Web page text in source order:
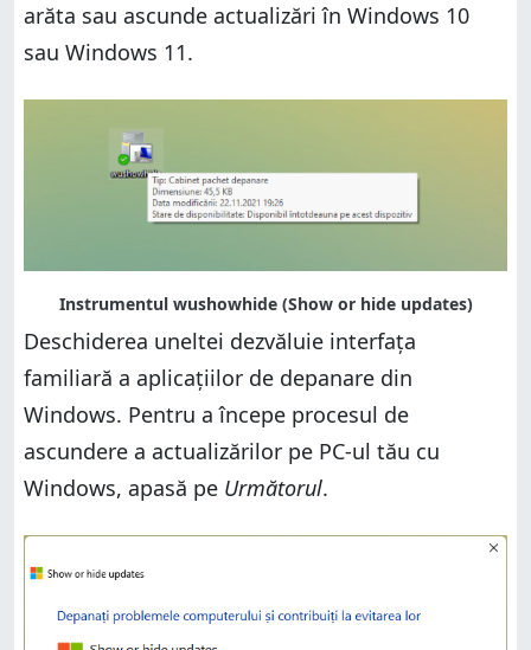
arăta sau ascunde actualizări în Windows 10
sau Windows 11.
Deschiderea uneltei dezvăluie interfața
familiară a aplicațiilor de depanare din
Windows. Pentru a începe procesul de
ascundere a actualizărilor pe PC-ul tău cu
Windows, apasă pe Următorul.